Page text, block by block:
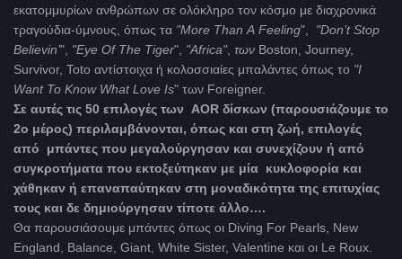
εκατομμυρίων ανθρώπων σε ολόκληρο τον κόσμο με διαχρονικά
τραγούδια-ύμνους, όπως τα "More Than A Feeling", "Don’t Stop
Believin’", "Eye Of The Tiger", "Africa", των Boston, Journey,
Survivor, Toto αντίστοιχα ή κολοσσιαίες μπαλάντες όπως το "I
Want To Know What Love Is" των Foreigner.
Σε αυτές τις 50 επιλογές των AOR δίσκων (παρουσιάζουμε το
2ο μέρος) περιλαμβάνονται, όπως και στη ζωή, επιλογές
από μπάντες που μεγαλούργησαν και συνεχίζουν ή από
συγκροτήματα που εκτοξεύτηκαν με μία κυκλοφορία και
χάθηκαν ή επαναπαύτηκαν στη μοναδικότητα της επιτυχίας
τους και δε δημιούργησαν τίποτε άλλο….
Θα παρουσιάσουμε μπάντες όπως οι Diving For Pearls, New
England, Balance, Giant, White Sister, Valentine και οι Le Roux.